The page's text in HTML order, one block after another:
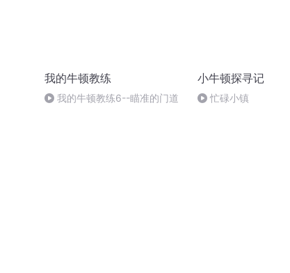
我的牛顿教练
我的牛顿教练6--瞄准的门道
小牛顿探寻记
忙碌小镇